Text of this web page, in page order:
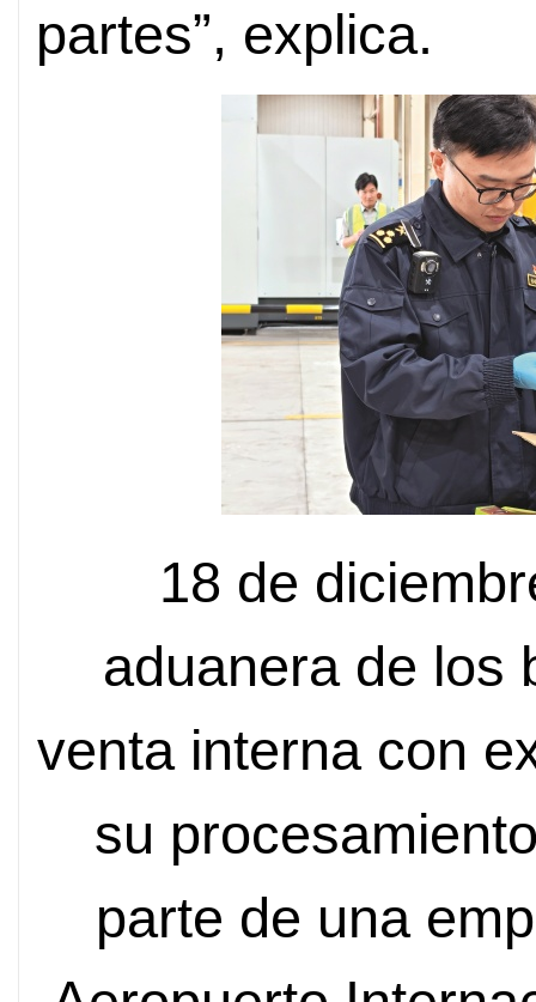
partes”, explica.
18 de
aduanera de los
venta interna con
su
parte de una